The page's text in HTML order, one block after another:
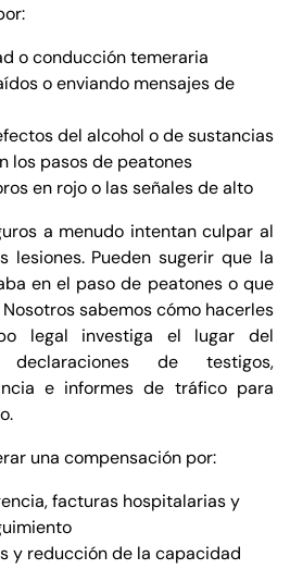
o conducción temeraria
o enviando mensajes de
del alcohol o de sustancias
los pasos de peatones
en rojo o las señales de alto
a menudo intentan culpar al
lesiones. Pueden sugerir que la
en el paso de peatones o que
sabemos cómo hacerles
legal investiga el lugar del
de testigos,
e informes de tráfico para
una compensación por:
facturas hospitalarias y
y reducción de la capacidad